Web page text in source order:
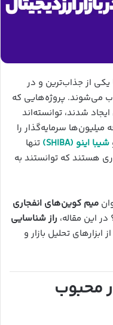
یکی از جذاب‌ترین و در
می‌شوند. پروژه‌هایی که
شدند، توانسته‌اند
میلیون‌ها سرمایه‌گذار را
شیبا اینو (SHIBA)
تنها
هستند که توانستند به
میم کوین‌های انفجاری
این مقاله، راز شناسایی
ابزارهای تحلیل بازار و
محبوب